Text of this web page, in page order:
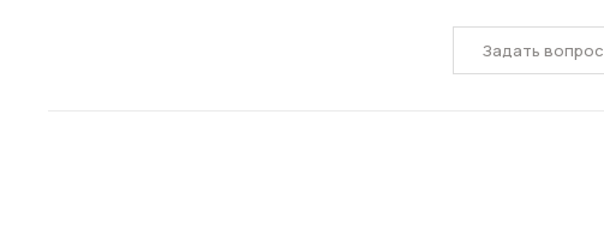
Задать вопрос